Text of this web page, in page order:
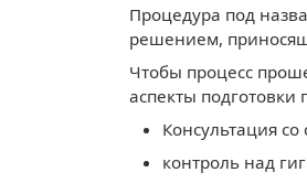
Процедура под
решением,
Чтобы процесс
аспекты подготовки
Консультация
контроль над